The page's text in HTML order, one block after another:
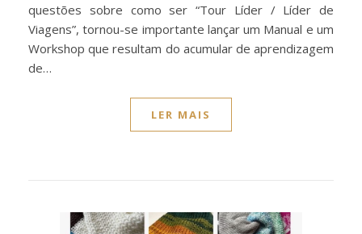
questões sobre como ser “Tour Líder / Líder de
Viagens”, tornou-se importante lançar um Manual e um
Workshop que resultam do acumular de aprendizagem
de…
LER MAIS